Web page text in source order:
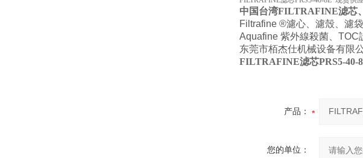
中国台湾FILTRAFINE滤芯
Filtrafine ®濾心、濾殼、濾
Aquafine 紫外線殺菌、TOC
东莞市栢杰仕机械设备有限
FILTRAFINE滤芯PRS5-40-
产品：
您的单位：